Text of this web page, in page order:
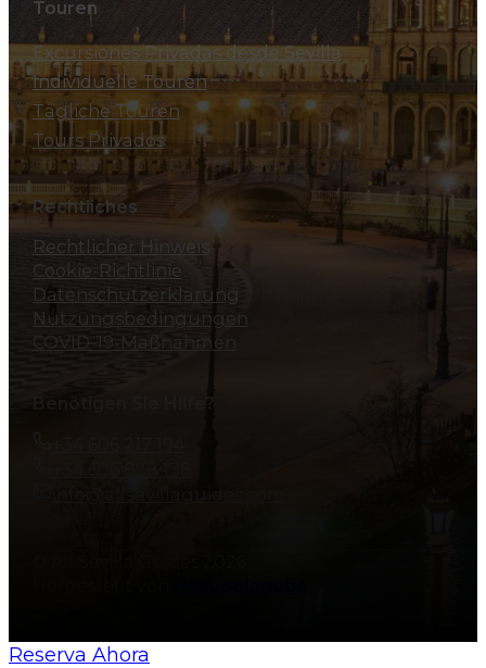
Touren
Excursiones Privadas desde Sevilla
Individuelle Touren
Tägliche Touren
Tours Privados
Rechtliches
Rechtlicher Hinweis
Cookie-Richtlinie
Datenschutzerklärung
Nutzungsbedingungen
COVID-19-Maßnahmen
Reserva Ahora